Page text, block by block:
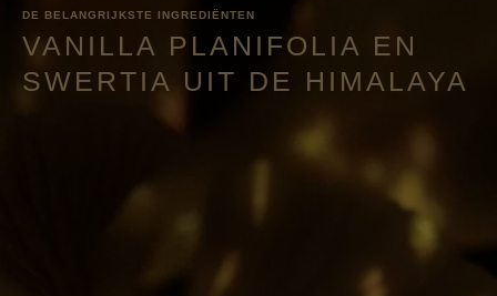
DE BELANGRIJKSTE INGREDIËNTEN
VANILLA PLANIFOLIA EN
SWERTIA UIT DE HIMALAYA